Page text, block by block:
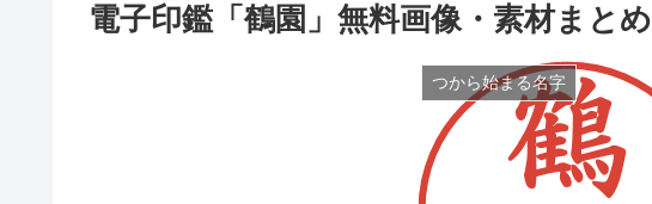
電子印鑑「鶴園」無料画像・素材まとめ
つから始まる名字